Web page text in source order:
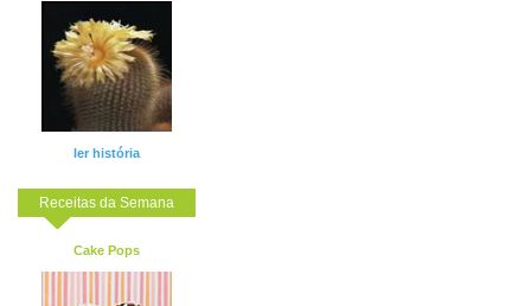
ler história
Receitas da Semana
Cake Pops